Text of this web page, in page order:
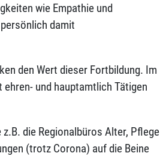
wie Empathie und
damit
den Wert dieser Fortbildung. Im
und hauptamtlich Tätigen
die Regionalbüros Alter, Pflege
(trotz Corona) auf die Beine